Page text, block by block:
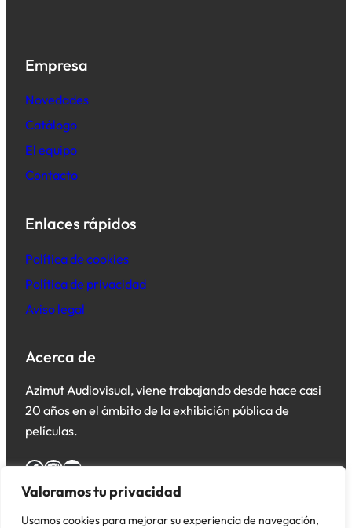
Valoramos tu privacidad
Usamos cookies para mejorar su experiencia de navegación,
Empresa
Novedades
Catálogo
El equipo
Contacto
Enlaces rápidos
Política de cookies
Política de privacidad
Aviso legal
Acerca de
Azimut Audiovisual, viene trabajando desde hace casi
20 años en el ámbito de la exhibición pública de
películas.
Facebook InstagramYouTube